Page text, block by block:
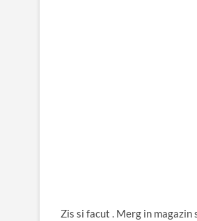
Zis si facut . Merg in